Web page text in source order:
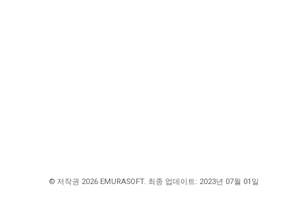
© 저작권 2026 EMURASOFT. 최종 업데이트: 2023년 07월 01일